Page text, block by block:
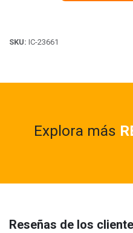
SKU: IC-23661
Explora más
Reseñas de los